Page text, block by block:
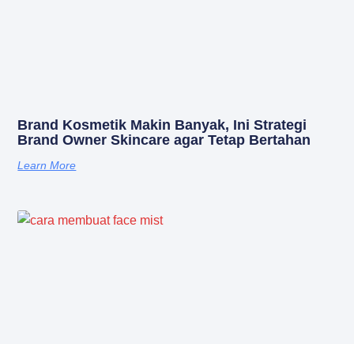
Brand Kosmetik Makin Banyak, Ini Strategi
Brand Owner Skincare agar Tetap Bertahan
Learn More